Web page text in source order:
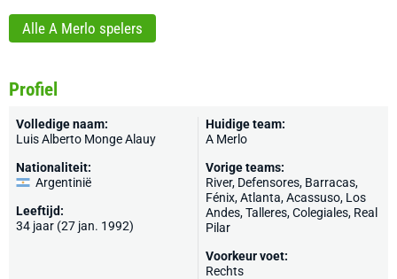
Alle A Merlo spelers
Profiel
Volledige naam:
Luis Alberto Monge Alauy
Nationaliteit:
Argentinië
Leeftijd:
34 jaar (27 jan. 1992)
Huidige team:
A Merlo
Vorige teams:
River, Defensores, Barracas,
Fénix, Atlanta, Acassuso, Los
Andes, Talleres, Colegiales, Real
Pilar
Voorkeur voet:
Rechts